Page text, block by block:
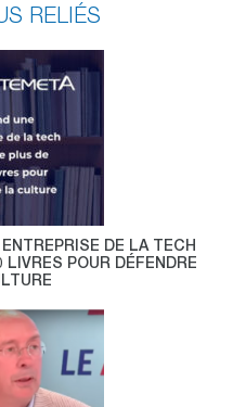
RELIÉS
DE LA TECH
POUR DÉFENDRE